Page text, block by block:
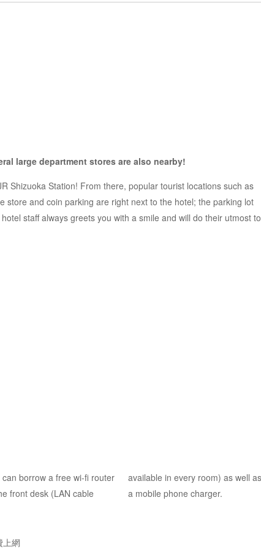
large department stores are also nearby!
Shizuoka Station! From there, popular tourist locations such as
store and coin parking are right next to the hotel; the parking lot
staff always greets you with a smile and will do their utmost to
can borrow a free wi-fi router
front desk (LAN cable
in every room) as well as
a mobile phone charger.
上網